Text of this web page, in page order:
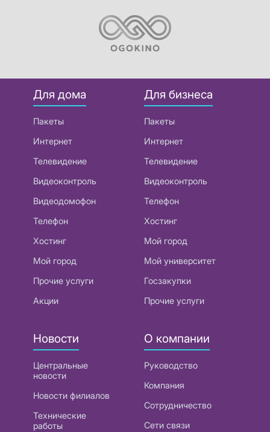
Для дома
Пакеты
Интернет
Телевидение
Видеоконтроль
Видеодомофон
Телефон
Хостинг
Мой город
Прочие услуги
Акции
Для бизнеса
Пакеты
Интернет
Телевидение
Видеоконтроль
Телефон
Хостинг
Мой город
Мой университет
Госзакупки
Прочие услуги
Новости
Центральные
новости
Новости филиалов
Технические
работы
О компании
Руководство
Компания
Сотрудничество
Сети связи